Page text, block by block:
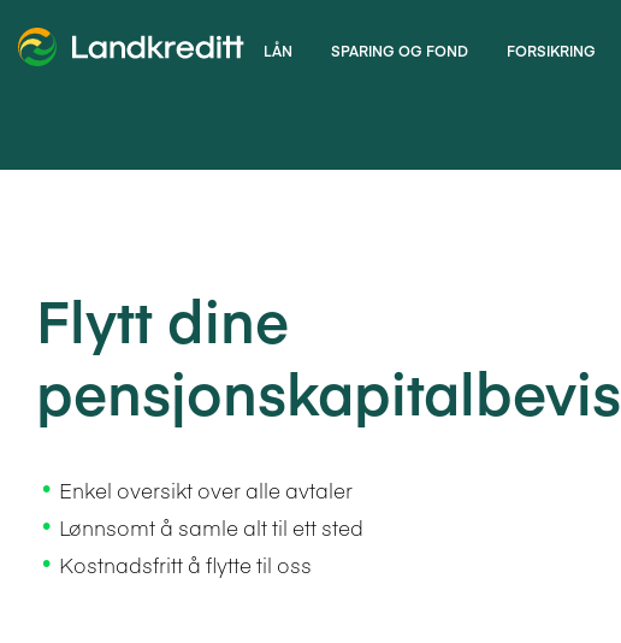
LÅN SPARING OG FOND FORSIKRING
Flytt dine
pensjonskapitalbevis
Enkel oversikt over alle avtaler
Lønnsomt å samle alt til ett sted
Kostnadsfritt å flytte til oss